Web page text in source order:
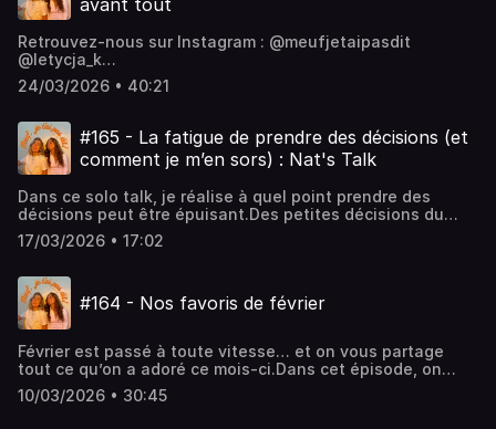
@letycja_k
: @meufjetaipasdit @letycja_k
@natalia.ptkhttps://www.tiktok.com/@letycja_khttps://
:
@NataliaOliviaPtkhttps://www.youtube.com/
avant tout
Retrouvez-nous sur Instagram : @meufjetaipasdit
@letycja_k
@natalia.ptkhttps://www.instagram.com/
: @meufjetaipasdit @letycja_k
:
@NataliaOliviaPtkhttps://www.youtube.com/
24/03/2026 • 40:21
#165 - La fatigue de prendre des décisions (et
comment je m’en sors) : Nat's Talk
Dans ce solo talk, je réalise à quel point prendre des
décisions peut être épuisant.Des petites décisions du
quotidien aux grandes questions de vie… j’ai l’impression
que mon cerveau n’arrête jamais..Enjoy! Nat 🩷Retrouvez-
@natalia.ptkhttps://www.instagram.com/
: @meufjetaipasdit @letycja_k
@natalia.ptkhttps://www.tiktok.com/@letycja_khttps://
@NataliaOliviaPtkhttps://www.youtube.com/
17/03/2026 • 17:02
#164 - Nos favoris de février
Février est passé à toute vitesse… et on vous partage
tout ce qu’on a adoré ce mois-ci.Dans cet épisode, on
parle de nos favoris : séries, produits, habitudes, petites
obsessions du moment et découvertes qui ont marqué
10/03/2026 • 30:45